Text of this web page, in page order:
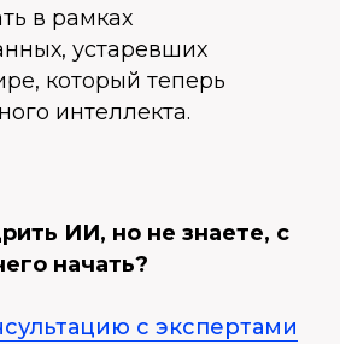
в рамках
устаревших
который теперь
интеллекта.
ИИ, но не знаете, с
начать?
с экспертами